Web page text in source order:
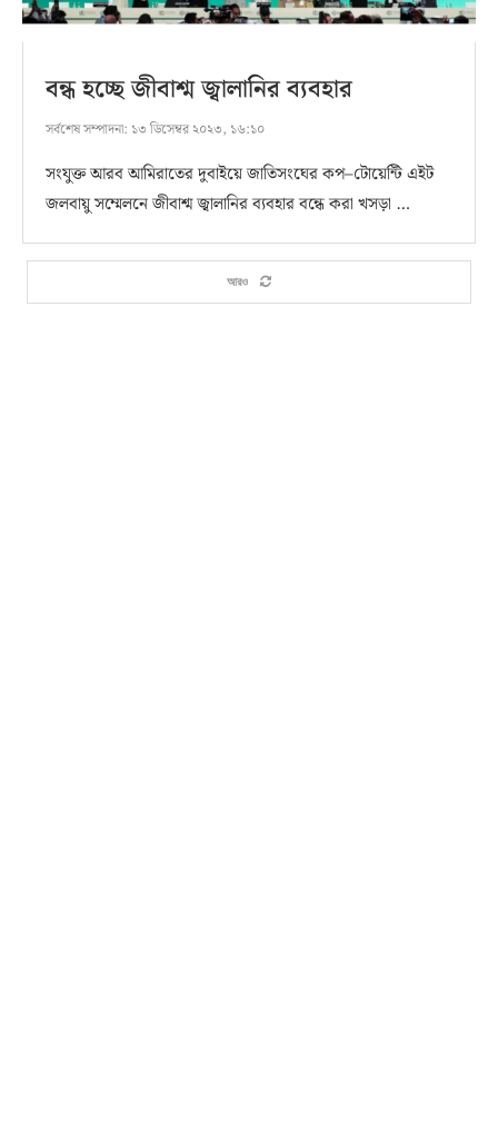
বন্ধ হচ্ছে জীবাশ্ম জ্বালানির ব্যবহার
সর্বশেষ সম্পাদনা: ১৩ ডিসেম্বর ২০২৩, ১৬:১০
সংযুক্ত আরব আমিরাতের দুবাইয়ে জাতিসংঘের কপ–টোয়েন্টি এইট
জলবায়ু সম্মেলনে জীবাশ্ম জ্বালানির ব্যবহার বন্ধে করা খসড়া …
আরও